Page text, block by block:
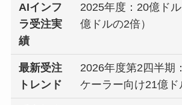
AIインフ
ラ受注実
績
2025年度：20億ド
億ドルの2倍）
最新受注
トレンド
2026年度第2四半期
ケーラー向け21億ド